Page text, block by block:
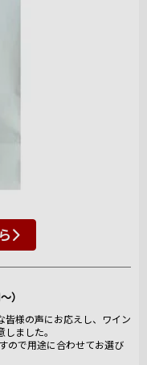
）
皆様の声にお応えし、ワイン
ました。
ので用途に合わせてお選び